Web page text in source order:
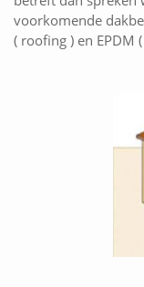
voorkomende
( roofing ) en EPDM